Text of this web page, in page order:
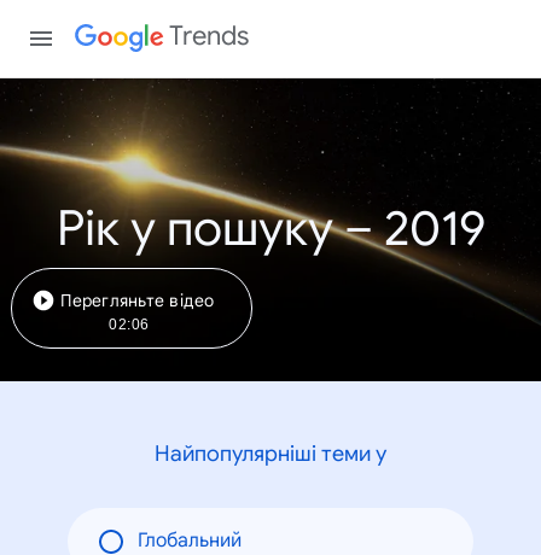
Trends
Рік у пошуку – 2019
Перегляньте відео
02:06
Найпопулярніші теми у
Глобальний